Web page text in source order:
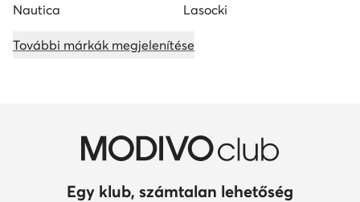
Nautica Lasocki
További márkák megjelenítése
Egy klub, számtalan lehetőség